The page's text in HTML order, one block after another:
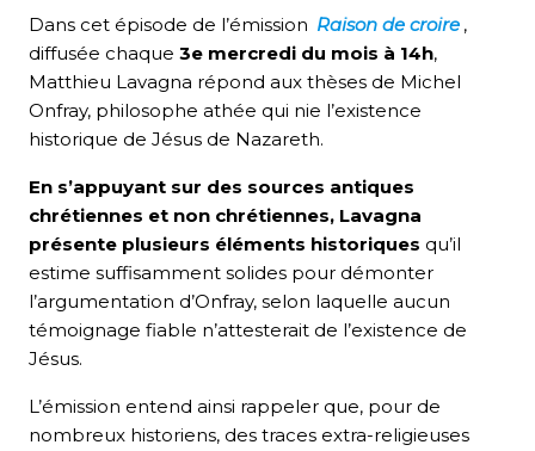
Dans cet épisode de l’émission Raison de croire ,
diffusée chaque 3e mercredi du mois à 14h,
Matthieu Lavagna répond aux thèses de Michel
Onfray, philosophe athée qui nie l’existence
historique de Jésus de Nazareth.
En s’appuyant sur des sources antiques
chrétiennes et non chrétiennes, Lavagna
présente plusieurs éléments historiques qu’il
estime suffisamment solides pour démonter
l’argumentation d’Onfray, selon laquelle aucun
témoignage fiable n’attesterait de l’existence de
Jésus.
L’émission entend ainsi rappeler que, pour de
nombreux historiens, des traces extra-religieuses